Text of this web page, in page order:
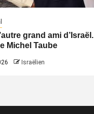
grand ami d’Israël.
Michel Taube
Israëlien